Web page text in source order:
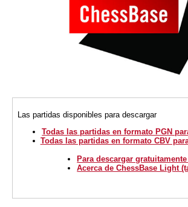
Las partidas disponibles para descargar
Todas las partidas en formato PGN
Todas las partidas en formato CBV
Para descargar
Acerca de ChessBase Light